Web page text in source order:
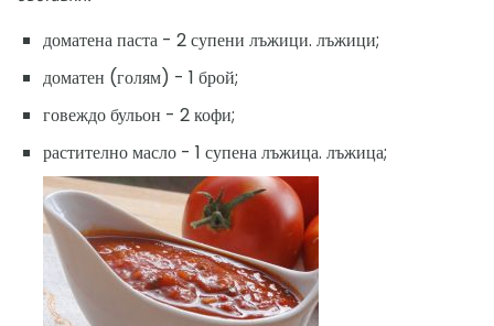
доматена паста - 2 супени лъжици. лъжици;
доматен (голям) - 1 брой;
говеждо бульон - 2 кофи;
растително масло - 1 супена лъжица. лъжица;